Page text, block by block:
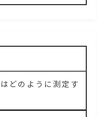
どのように測定す